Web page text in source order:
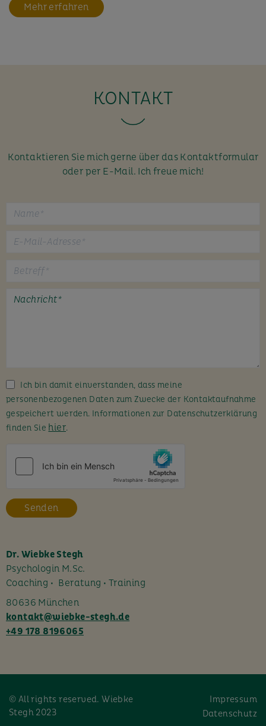
Mehr erfahren
KONTAKT
Kontaktieren Sie mich gerne über das Kontaktformular
oder per E-Mail. Ich freue mich!
e
d
i
e
e
l
e
e
r
.
Ich bin damit einverstanden, dass meine
personenbezogenen Daten zum Zwecke der Kontaktaufnahme
gespeichert werden. Informationen zur Datenschutzerklärung
finden Sie hier.
Dr. Wiebke Stegh
Psychologin M.Sc.
Coaching • Beratung • Training
80636 München
kontakt@wiebke-stegh.de
+49 178 8196065
Impressum
Datenschutz
© All rights reserved. Wiebke
Stegh 2023